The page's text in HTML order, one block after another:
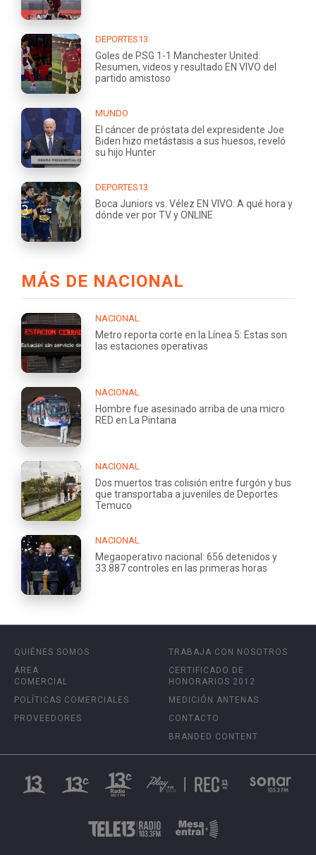
DEPORTES13
Goles de PSG 1-1 Manchester United:
Resumen, videos y resultado EN VIVO del
partido amistoso
MUNDO
El cáncer de próstata del expresidente Joe
Biden hizo metástasis a sus huesos, reveló
su hijo Hunter
DEPORTES13
Boca Juniors vs. Vélez EN VIVO: A qué hora y
dónde ver por TV y ONLINE
MÁS DE NACIONAL
NACIONAL
Metro reporta corte en la Línea 5: Estas son
las estaciones operativas
NACIONAL
Hombre fue asesinado arriba de una micro
RED en La Pintana
NACIONAL
Dos muertos tras colisión entre furgón y bus
que transportaba a juveniles de Deportes
Temuco
NACIONAL
Megaoperativo nacional: 656 detenidos y
33.887 controles en las primeras horas
QUIÉNES SOMOS
ÁREA
COMERCIAL
POLÍTICAS COMERCIALES
PROVEEDORES
TRABAJA CON NOSOTROS
CERTIFICADO DE
HONORARIOS 2012
MEDICIÓN ANTENAS
CONTACTO
BRANDED CONTENT